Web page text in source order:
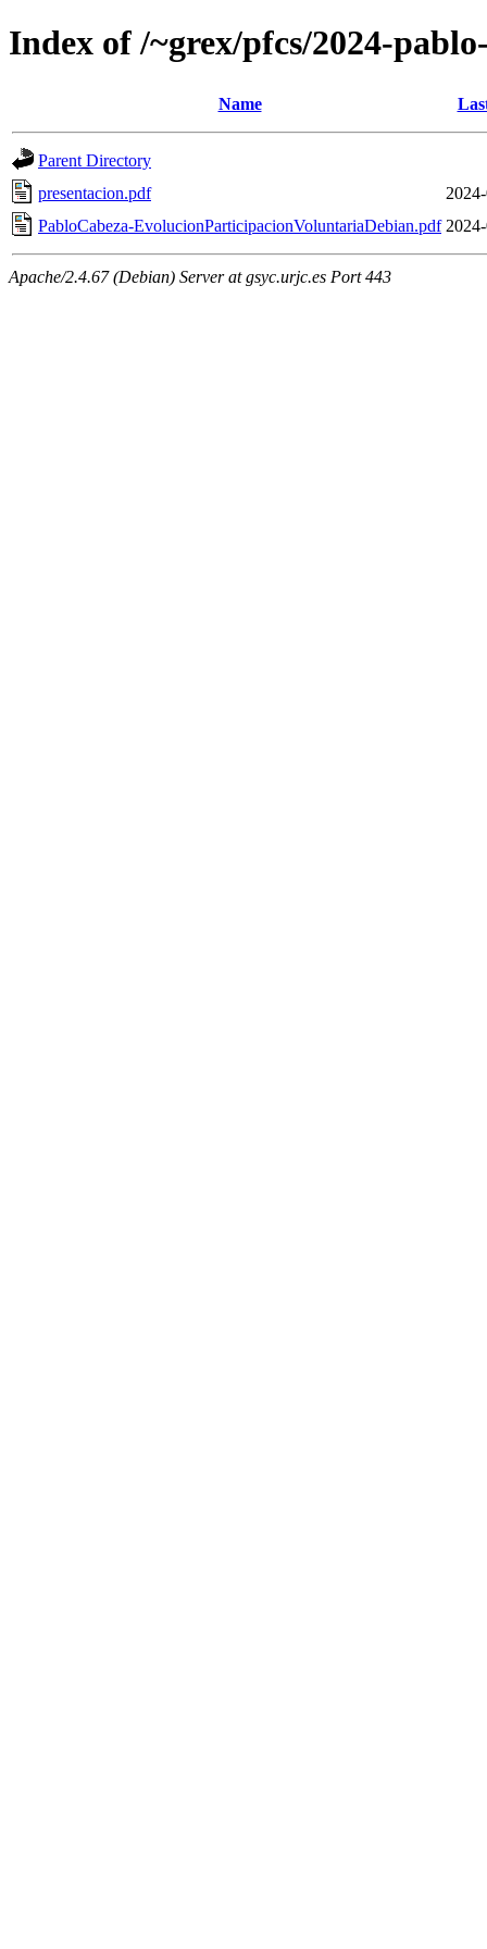
Index of /~grex/pfcs/2024-
Name
Parent Directory
presentacion.pdf
PabloCabeza-EvolucionParticipacionVoluntariaDebian.pdf
Apache/2.4.67 (Debian) Server at gsyc.urjc.es Port 443